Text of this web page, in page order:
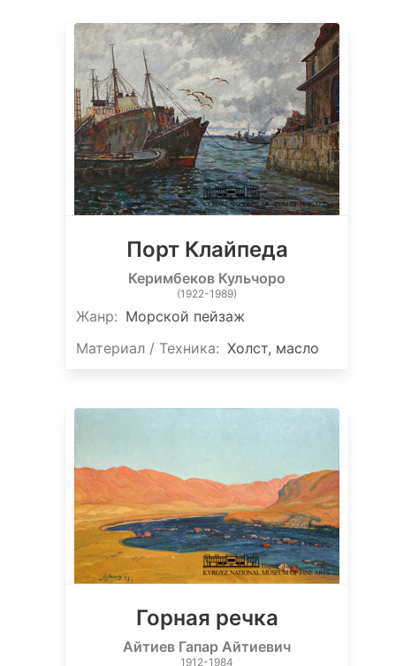
Порт Клайпеда
Керимбеков Кульчоро
(1922-1989)
Жанр: Морской пейзаж
Материал / Техника: Холст, масло
Горная речка
Айтиев Гапар Айтиевич
1912-1984